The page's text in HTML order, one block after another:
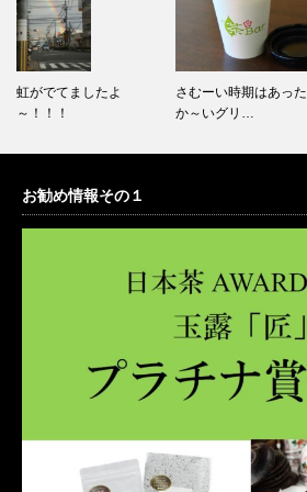
虹がでてましたよ
～！！！
さむーい時期はあった
か～いグリ…
お勧め情報その１